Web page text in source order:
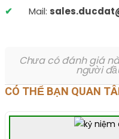
Mail:
Chưa có đánh giá
người
CÓ THỂ BẠN QUAN